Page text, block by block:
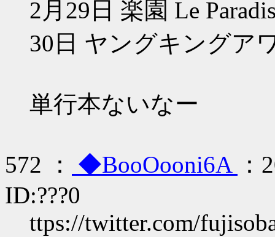
2月29日 楽園 Le
30日 ヤングキングア
単行本ないなー
572 ： ◆BooOooni6A
ID:???0
ttps://twitter.com/